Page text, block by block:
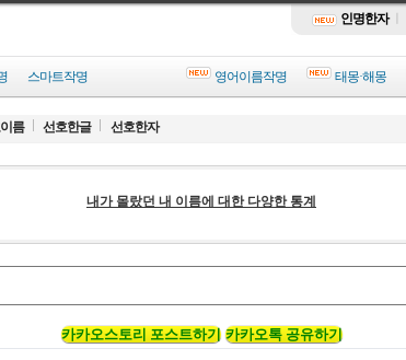
인명한자
스마트작명 영어이름작명 태몽·해몽
름 선호한글 선호한자